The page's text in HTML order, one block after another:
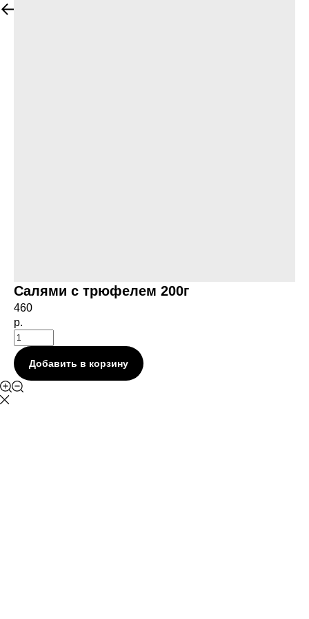
Увидеть все продукты
Салями с трюфелем 200г
460
р.
Добавить в корзину